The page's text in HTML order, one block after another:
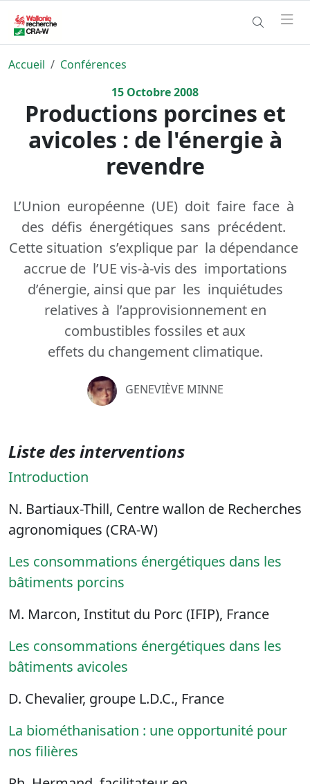
Accueil
Conférences
15 Octobre2008
Productions porcines et
avicoles : de l'énergie à
revendre
L’Union européenne (UE) doit faire face à
des défis énergétiques sans précédent.
Cette situation s’explique par la dépendance
accrue de l’UE vis-à-vis des importations
d’énergie, ainsi que par les inquiétudes
relatives à l’approvisionnement en
combustibles fossiles et aux
effets du changement climatique.
GENEVIÈVE MINNE
Liste des interventions
Introduction
N. Bartiaux-Thill, Centre wallon de Recherches
agronomiques (CRA-W)
Les consommations énergétiques dans les
bâtiments porcins
M. Marcon, Institut du Porc (IFIP), France
Les consommations énergétiques dans les
bâtiments avicoles
D. Chevalier, groupe L.D.C., France
La biométhanisation : une opportunité pour
nos filières